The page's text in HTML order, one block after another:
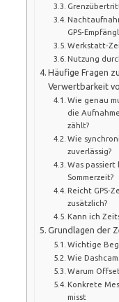
Nutzung
Häufige Fragen
Verwertbarkeit
Wie genau
die
zählt?
Wie
zuverlässig?
Was passiert
Sommerzeit?
Reicht
zusätzlich?
Kann ich
Grundlagen der
Wichtige
Wie
Warum
Konkrete
misst